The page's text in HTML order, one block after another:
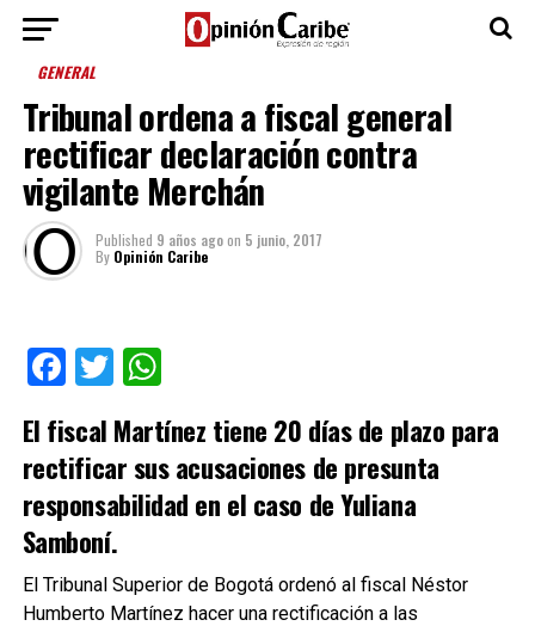
GENERAL
Tribunal ordena a fiscal general
rectificar declaración contra
vigilante Merchán
Published 9 años agoon 5 junio, 2017
By Opinión Caribe
Facebook
TwitterWhatsApp
El fiscal Martínez tiene 20 días de plazo para
rectificar sus acusaciones de presunta
responsabilidad en el caso de Yuliana
Samboní.
El Tribunal Superior de Bogotá ordenó al fiscal Néstor
Humberto Martínez hacer una rectificación a las